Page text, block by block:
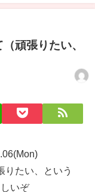
頑張りたい、
りたい、という
いぞ